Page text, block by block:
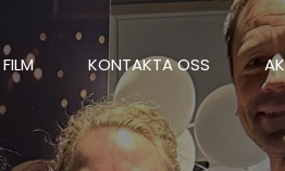
KONTAKTA OSS